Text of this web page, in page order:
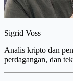
Sigrid Voss
Analis kripto dan
perdagangan, dan